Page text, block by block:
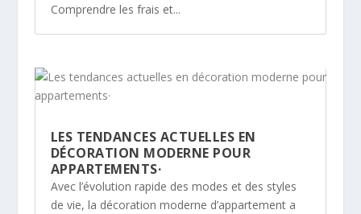
Comprendre les frais et...
LES TENDANCES ACTUELLES EN
DÉCORATION MODERNE POUR
APPARTEMENTS·
Avec l’évolution rapide des modes et des styles
de vie, la décoration moderne d’appartement a